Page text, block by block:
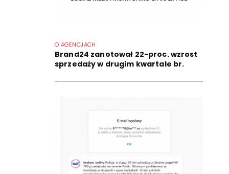
O AGENCJACH
Brand24 zanotował 22-proc. wzrost
sprzedaży w drugim kwartale br.